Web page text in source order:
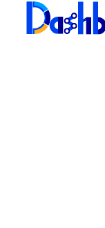
能です